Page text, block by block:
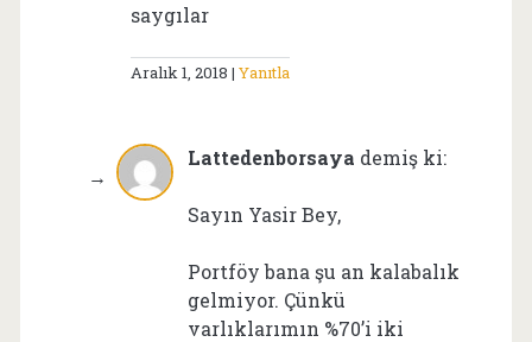
saygılar
Aralık 1, 2018 Yanıtla
Lattedenborsaya demiş ki:
Sayın Yasir Bey,
Portföy bana şu an kalabalık
gelmiyor. Çünkü
varlıklarımın %70’i iki